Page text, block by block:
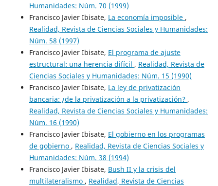
Humanidades: Núm. 70 (1999)
Francisco Javier Ibisate, La economía imposible ,
Realidad, Revista de Ciencias Sociales y Humanidades:
Núm. 58 (1997)
Francisco Javier Ibisate, El programa de ajuste
estructural: una herencia difícil , Realidad, Revista de
Ciencias Sociales y Humanidades: Núm. 15 (1990)
Francisco Javier Ibisate, La ley de privatización
bancaria: ¿de la privatización a la privatización? ,
Realidad, Revista de Ciencias Sociales y Humanidades:
Núm. 16 (1990)
Francisco Javier Ibisate, El gobierno en los programas
de gobierno , Realidad, Revista de Ciencias Sociales y
Humanidades: Núm. 38 (1994)
Francisco Javier Ibisate, Bush II y la crisis del
multilateralismo , Realidad, Revista de Ciencias